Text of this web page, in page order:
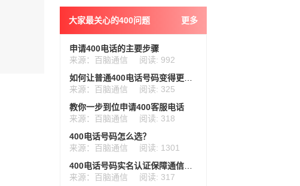
大家最关心的400问题 更多
申请400电话的主要步骤
来源：百脑通信
阅读: 992
来源：百脑通信
阅读: 325
教你一步到位申请400客服电话
来源：百脑通信
阅读: 318
400电话号码怎么选？
来源：百脑通信
阅读: 1301
来源：百脑通信
阅读: 317